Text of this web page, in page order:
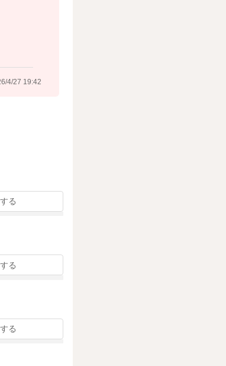
4/27 19:42
る
る
る